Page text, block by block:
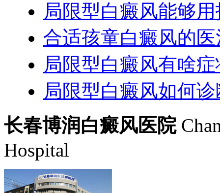
局限型白癜风能够
合适孩童白癜风的
局限型白癜风有啥
局限型白癜风如何
长春博润白癜风医院
Hospital